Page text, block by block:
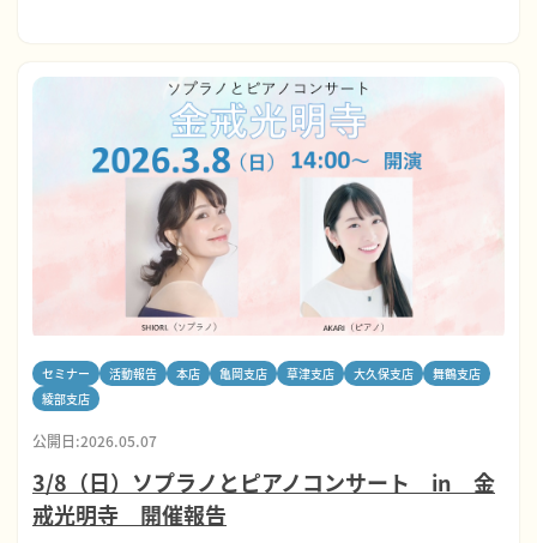
セミナー 活動報告 本店 亀岡支店 草津支店 大久保支店
舞鶴支店
綾部支店
公開日:2026.05.07
3/8（日）ソプラノとピアノコンサート in 金
戒光明寺 開催報告